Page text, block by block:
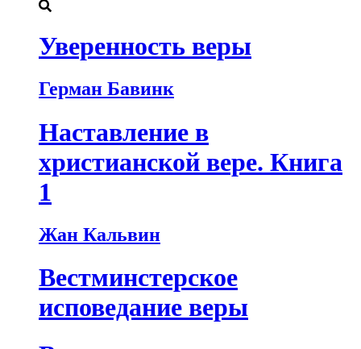
Уверенность веры
Герман Бавинк
Наставление в
христианской вере. Книга
1
Жан Кальвин
Вестминстерское
исповедание веры